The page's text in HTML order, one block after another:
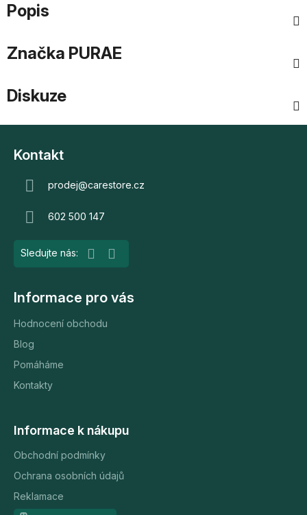
Popis
Značka PURAE
Diskuze
Kontakt
prodej@carestore.cz
602 500 147
Informace pro vás
Hodnocení obchodu
Blog
Pomáháme
Kontakty
Informace k nákupu
Obchodní podmínky
Ochrana osobních údajů
Reklamace